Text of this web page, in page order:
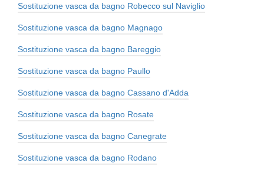
Sostituzione vasca da bagno Robecco sul Naviglio
Sostituzione vasca da bagno Magnago
Sostituzione vasca da bagno Bareggio
Sostituzione vasca da bagno Paullo
Sostituzione vasca da bagno Cassano d'Adda
Sostituzione vasca da bagno Rosate
Sostituzione vasca da bagno Canegrate
Sostituzione vasca da bagno Rodano